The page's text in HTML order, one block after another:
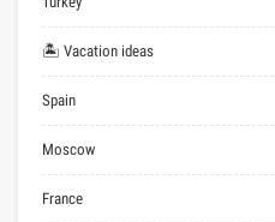
🏝 Vacation ideas
Spain
Moscow
France